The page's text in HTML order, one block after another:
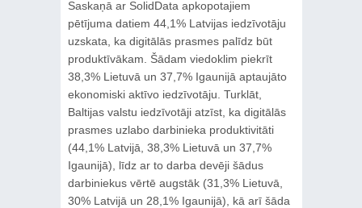
Saskaņā ar SolidData apkopotajiem
pētījuma datiem 44,1% Latvijas iedzīvotāju
uzskata, ka digitālās prasmes palīdz būt
produktīvākam. Šādam viedoklim piekrīt
38,3% Lietuvā un 37,7% Igaunijā aptaujāto
ekonomiski aktīvo iedzīvotāju. Turklāt,
Baltijas valstu iedzīvotāji atzīst, ka digitālās
prasmes uzlabo darbinieka produktivitāti
(44,1% Latvijā, 38,3% Lietuvā un 37,7%
Igaunijā), līdz ar to darba devēji šādus
darbiniekus vērtē augstāk (31,3% Lietuvā,
30% Latvijā un 28,1% Igaunijā), kā arī šāda